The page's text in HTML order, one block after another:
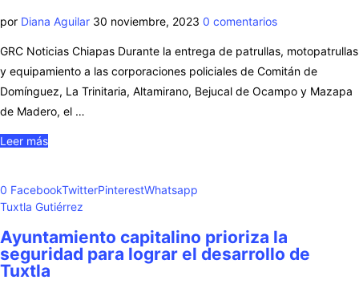
por Diana Aguilar 30 noviembre, 2023 0 comentarios
GRC Noticias Chiapas Durante la entrega de patrullas, motopatrullas
y equipamiento a las corporaciones policiales de Comitán de
Domínguez, La Trinitaria, Altamirano, Bejucal de Ocampo y Mazapa
de Madero, el …
Leer más
0 FacebookTwitterPinterestWhatsapp
Tuxtla Gutiérrez
Ayuntamiento capitalino prioriza la
seguridad para lograr el desarrollo de
Tuxtla